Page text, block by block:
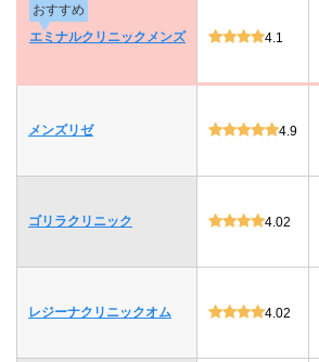
おすすめ
エミナルクリニックメンズ
4.1
メンズリゼ 4.9
ゴリラクリニック 4.02
レジーナクリニックオム 4.02